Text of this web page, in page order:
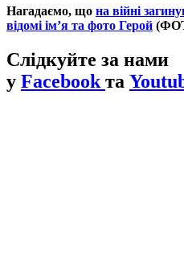
Нагадаємо, що на війні
відомі ім’я та фото Герой
Слідкуйте за нами
у Facebook та